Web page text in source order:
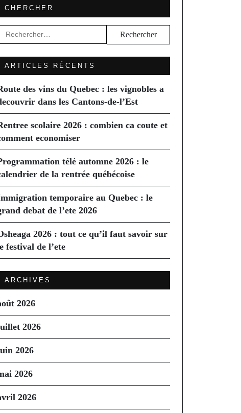
CHERCHER
Rechercher :
ARTICLES RÉCENTS
des vins du Quebec : les vignobles a
dans les Cantons-de-l’Est
scolaire 2026 : combien ca coute et
economiser
télé automne 2026 : le
de la rentrée québécoise
temporaire au Quebec : le
debat de l’ete 2026
2026 : tout ce qu’il faut savoir sur
festival de l’ete
ARCHIVES
2026
2026
2026
2026
2026